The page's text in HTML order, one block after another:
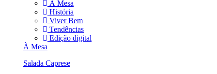
À Mesa
História
Viver Bem
Tendências
Edição digital
À Mesa
Salada Caprese